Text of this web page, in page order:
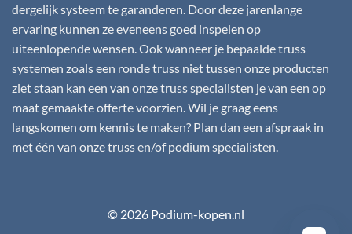
dergelijk systeem te garanderen. Door deze jarenlange
ervaring kunnen ze eveneens goed inspelen op
uiteenlopende wensen. Ook wanneer je bepaalde truss
systemen zoals een ronde truss niet tussen onze producten
ziet staan kan een van onze truss specialisten je van een op
maat gemaakte offerte voorzien. Wil je graag eens
langskomen om kennis te maken? Plan dan een afspraak in
met één van onze truss en/of podium specialisten.
© 2026 Podium-kopen.nl